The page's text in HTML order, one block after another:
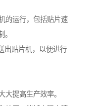
的运行，包括贴片速
。
出贴片机，以便进行
大提高生产效率。